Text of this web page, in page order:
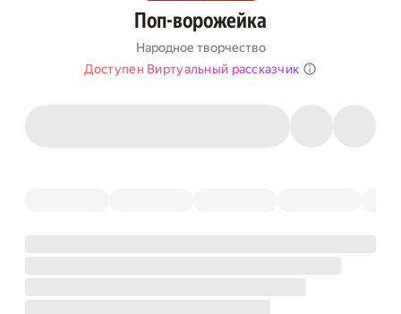
Поп-ворожейка
Народное творчество
Доступен Виртуальный рассказчик